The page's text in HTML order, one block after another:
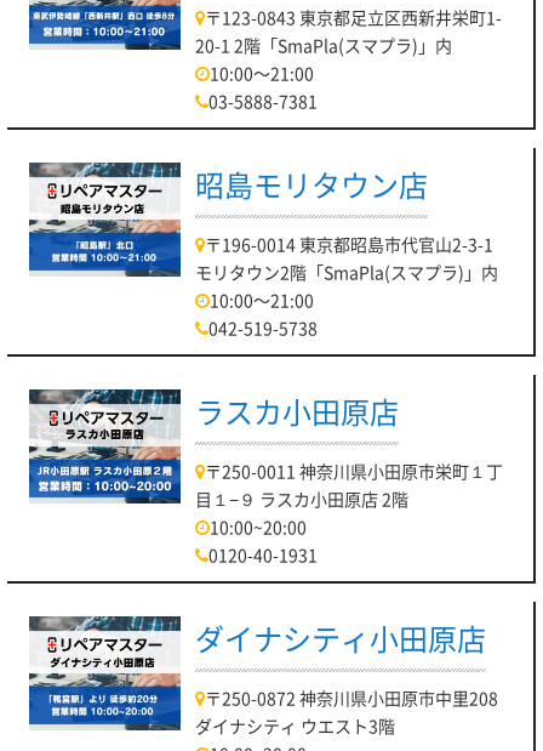
〒123-0843 東京都足立区西新井栄町1-
20-1 2階「SmaPla(スマプラ)」内
10:00～21:00
03-5888-7381
昭島モリタウン店
〒196-0014 東京都昭島市代官山2-3-1
モリタウン2階「SmaPla(スマプラ)」内
10:00～21:00
042-519-5738
ラスカ小田原店
〒250-0011 神奈川県小田原市栄町１丁
目１−９ ラスカ小田原店 2階
10:00~20:00
0120-40-1931
ダイナシティ小田原店
〒250-0872 神奈川県小田原市中里208
ダイナシティ ウエスト3階